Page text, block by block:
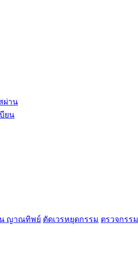
ผ่าน
ยน
น ญาณทิพย์ ตัดเวรหยุดกรรม ตรวจกรรม